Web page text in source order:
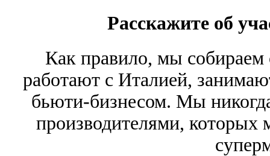
Расскажите об
Как правило, мы
работают с Италией,
бьюти-бизнесом. Мы
производителями,